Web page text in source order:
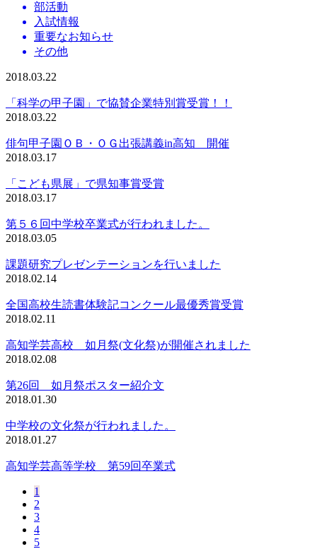
部活動
入試情報
重要なお知らせ
その他
2018.03.22
「科学の甲子園」で協賛企業特別賞受賞！！
2018.03.22
俳句甲子園ＯＢ・ＯＧ出張講義in高知 開催
2018.03.17
「こども県展」で県知事賞受賞
2018.03.17
第５６回中学校卒業式が行われました。
2018.03.05
課題研究プレゼンテーションを行いました
2018.02.14
全国高校生読書体験記コンクール最優秀賞受賞
2018.02.11
高知学芸高校 如月祭(文化祭)が開催されました
2018.02.08
第26回 如月祭ポスター紹介文
2018.01.30
中学校の文化祭が行われました。
2018.01.27
高知学芸高等学校 第59回卒業式
1
2
3
4
5